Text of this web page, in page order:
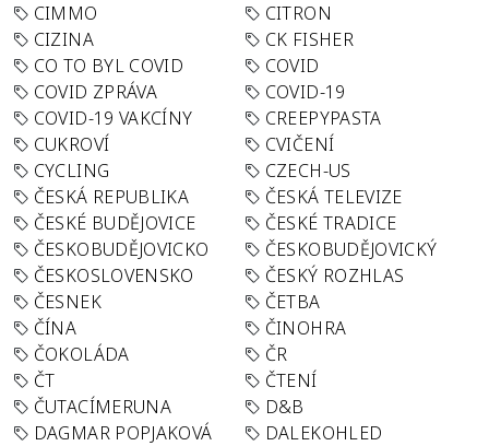
CIMMO
CITRON
CIZINA
CK FISHER
CO TO BYL COVID
COVID
COVID ZPRÁVA
COVID-19
COVID-19 VAKCÍNY
CREEPYPASTA
CUKROVÍ
CVIČENÍ
CYCLING
CZECH-US
ČESKÁ REPUBLIKA
ČESKÁ TELEVIZE
ČESKÉ BUDĚJOVICE
ČESKÉ TRADICE
ČESKOBUDĚJOVICKO
ČESKOBUDĚJOVICKÝ
ČESKOSLOVENSKO
ČESKÝ ROZHLAS
ČESNEK
ČETBA
ČÍNA
ČINOHRA
ČOKOLÁDA
ČR
ČT
ČTENÍ
ČUTACÍMERUNA
D&B
DAGMAR POPJAKOVÁ
DALEKOHLED